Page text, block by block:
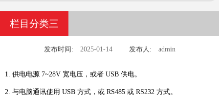
栏目分类三
发布时间: 2025-01-14 发布人: admin
1. 供电电源 7~28V 宽电压，或者 USB 供电。
2. 与电脑通讯使用 USB 方式，或 RS485 或 RS232 方式。